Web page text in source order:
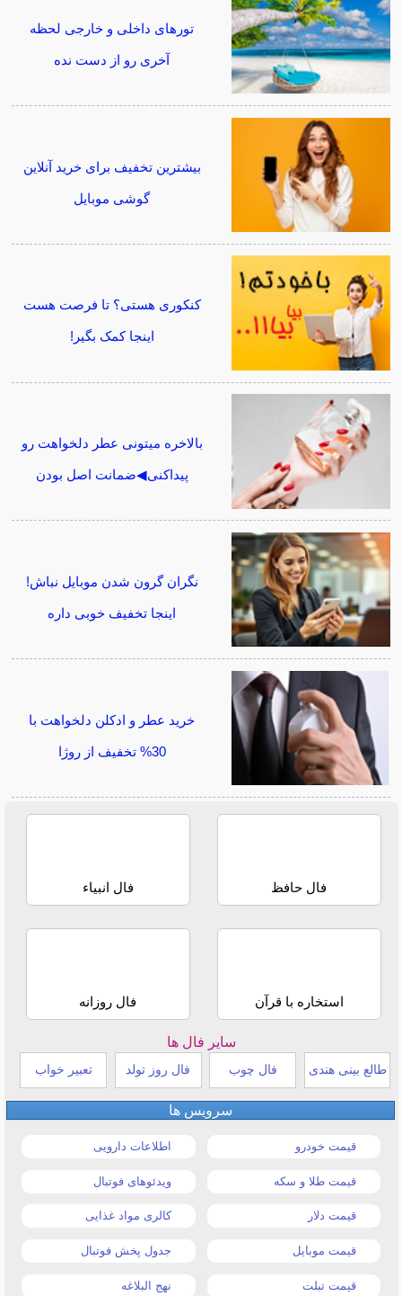
تورهای داخلی و خارجی لحظه
آخری رو از دست نده
بیشترین تخفیف برای خرید آنلاین
گوشی موبایل
کنکوری هستی؟ تا فرصت هست
اینجا کمک بگیر!
بالاخره میتونی عطر دلخواهت رو
پیداکنی◀ضمانت اصل بودن
نگران گرون شدن موبایل نباش!
اینجا تخفیف خوبی داره
خرید عطر و ادکلن دلخواهت با
30% تخفیف از روژا
فال حافظ فال انبیاء
استخاره با قرآن فال روزانه
سایر فال ها
طالع بینی هندی فال چوب فال روز تولد تعبیر خواب
سرویس ها
قیمت خودرو اطلاعات دارویی
قیمت طلا و سکه ویدئوهای فوتبال
قیمت دلار کالری مواد غذایی
قیمت موبایل جدول پخش فوتبال
قیمت تبلت نهج البلاغه